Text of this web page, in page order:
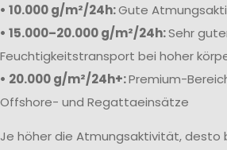
• 10.000 g/m²/24h:Gute
• 15.000–20.000 g/m²/24h:Sehr
Feuchtigkeitstransport bei hoher
• 20.000 g/m²/24h+:Premium-
Offshore- und Regattaeinsätze
Je höher die Atmungsaktivität, desto